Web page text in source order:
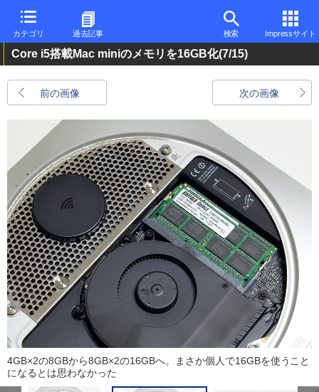
カテゴリ 過去記事 検索 Impressサイト
Core i5搭載Mac miniのメモリを16GB化(7/15)
前の画像 次の画像
4GB×2の8GBから8GB×2の16GBへ。まさか個人で16GBを使うこと
になるとは思わなかった